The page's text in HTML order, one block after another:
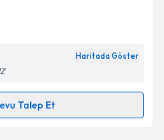
hazırlandığında e-
ilişkinAydınlatma
Haritada Göster
Talep Et